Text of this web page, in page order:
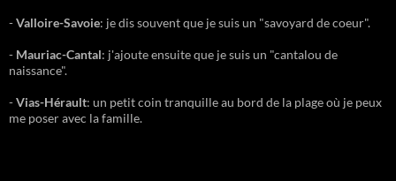
-Valloire-Savoie: je dis souvent que je suis un "savoyard de coeur".
- Mauriac-Cantal: j'ajoute ensuite que je suis un "cantalou de
naissance".
-Vias-Hérault: un petit coin tranquille au bord de la plage où je peux
me poser avec la famille.